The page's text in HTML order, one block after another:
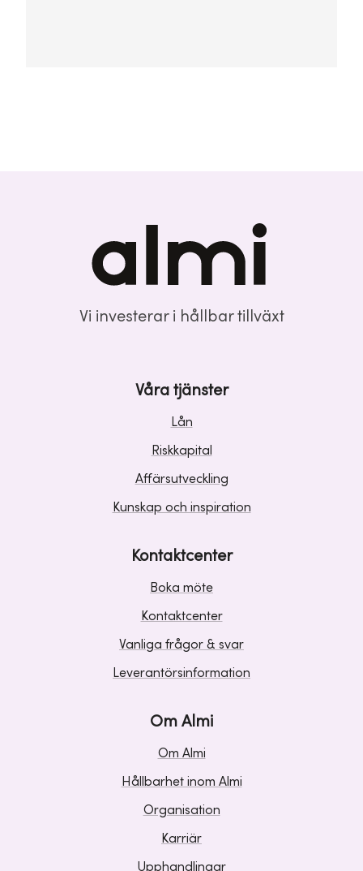
Vi investerar i hållbar tillväxt
Våra tjänster
Lån
Riskkapital
Affärsutveckling
Kunskap och inspiration
Kontaktcenter
Boka möte
Kontaktcenter
Vanliga frågor & svar
Leverantörsinformation
Om Almi
Om Almi
Hållbarhet inom Almi
Organisation
Karriär
Upphandlingar